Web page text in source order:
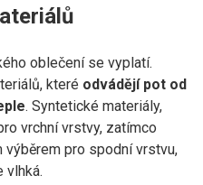
oblečení se vyplatí.
které odvádějí pot od
. Syntetické materiály,
vrchní vrstvy, zatímco
pro spodní vrstvu,
vlhká.